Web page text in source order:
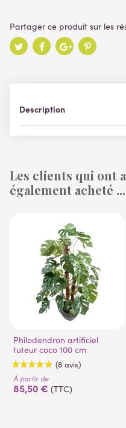
Description
Les clients qui ont
également acheté ...
Philodendron artificiel
tuteur coco 100 cm
À partir de
85,50 € (TTC)